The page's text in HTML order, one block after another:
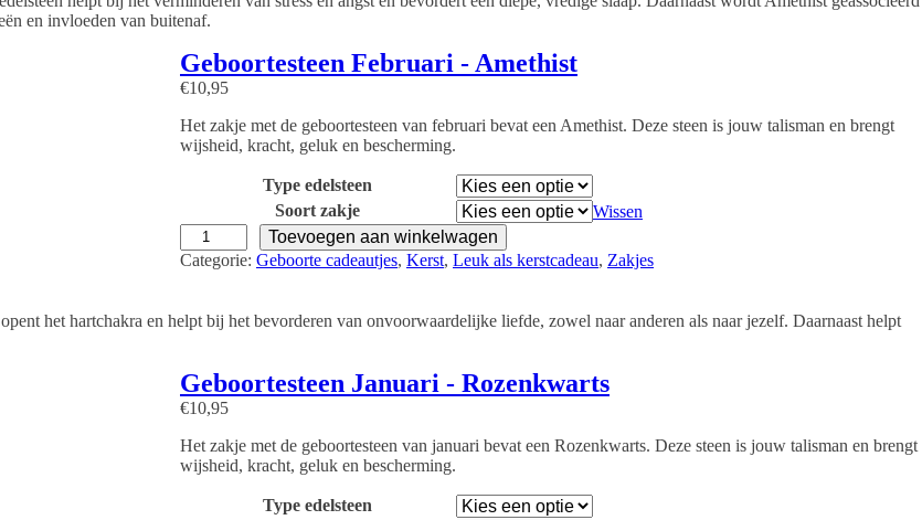
r
t
e
s
t
e
n
u
s
t
-
r
g
r
i
en invloeden van buitenaf.
Geboortesteen Februari - Amethist
€10,95
Het zakje met de geboortesteen van februari bevat een Amethist. Deze steen is jouw talisman en brengt
wijsheid, kracht, geluk en bescherming.
Type edelsteen
Soort zakje
Wissen
e
b
o
r
e
s
t
e
n
Toevoegen aan winkelwagen
Categorie: Geboorte cadeautjes, Kerst, Leuk als kerstcadeau, Zakjes
het hartchakra en helpt bij het bevorderen van onvoorwaardelijke liefde, zowel naar anderen als naar jezelf. Daarnaast helpt
Geboortesteen Januari - Rozenkwarts
€10,95
Het zakje met de geboortesteen van januari bevat een Rozenkwarts. Deze steen is jouw talisman en brengt
wijsheid, kracht, geluk en bescherming.
Type edelsteen